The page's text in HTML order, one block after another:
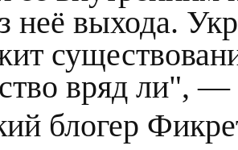
неё выхода.
вряд ли", —
блогер